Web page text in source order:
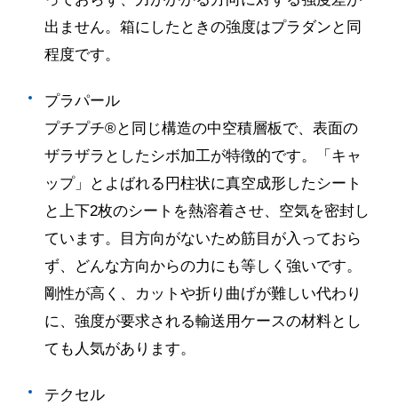
出ません。箱にしたときの強度はプラダンと同
程度です。
プラパール
プチプチ®と同じ構造の中空積層板で、表面の
ザラザラとしたシボ加工が特徴的です。「キャ
ップ」とよばれる円柱状に真空成形したシート
と上下2枚のシートを熱溶着させ、空気を密封し
ています。目方向がないため筋目が入っておら
ず、どんな方向からの力にも等しく強いです。
剛性が高く、カットや折り曲げが難しい代わり
に、強度が要求される輸送用ケースの材料とし
ても人気があります。
テクセル